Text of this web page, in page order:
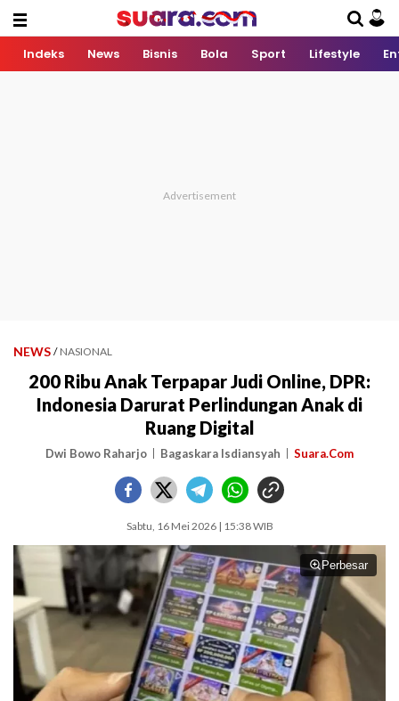
Indeks News Bisnis Bola Sport Lifestyle
NEWS / NASIONAL
200 Ribu Anak Terpapar Judi Online, DPR:
Indonesia Darurat Perlindungan Anak di
Ruang Digital
Dwi Bowo Raharjo Bagaskara Isdiansyah Suara.Com
Sabtu, 16 Mei 2026 | 15:38 WIB
Perbesar